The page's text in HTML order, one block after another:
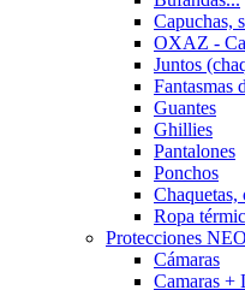
Capuchas,
OXAZ -
Juntos
Fantasmas
Guantes
Ghillies
Pantalones
Ponchos
Chaquetas,
Ropa
Protecciones
Cámaras
Camaras +